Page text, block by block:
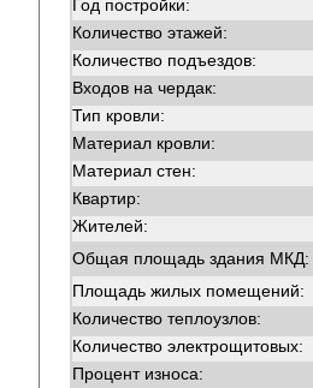
Год постройки:
Количество этажей:
Количество подъездов:
Входов на чердак:
Тип кровли:
Материал кровли:
Материал стен:
Квартир:
Жителей:
Общая площадь здания МКД:
Площадь жилых помещений:
Количество теплоузлов:
Количество электрощитовых:
Процент износа: